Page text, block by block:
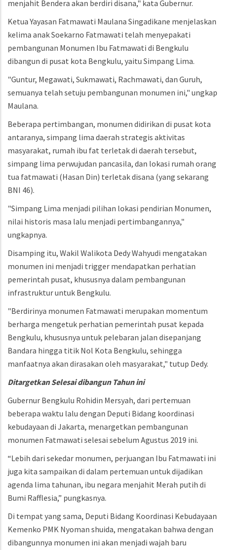
menjahit Bendera akan berdiri disana," kata Gubernur.
Ketua Yayasan Fatmawati Maulana Singadikane menjelaskan
kelima anak Soekarno Fatmawati telah menyepakati
pembangunan Monumen Ibu Fatmawati di Bengkulu
dibangun di pusat kota Bengkulu, yaitu Simpang Lima.
"Guntur, Megawati, Sukmawati, Rachmawati, dan Guruh,
semuanya telah setuju pembangunan monumen ini," ungkap
Maulana.
Beberapa pertimbangan, monumen didirikan di pusat kota
antaranya, simpang lima daerah strategis aktivitas
masyarakat, rumah ibu fat terletak di daerah tersebut,
simpang lima perwujudan pancasila, dan lokasi rumah orang
tua fatmawati (Hasan Din) terletak disana (yang sekarang
BNI 46).
"Simpang Lima menjadi pilihan lokasi pendirian Monumen,
nilai historis masa lalu menjadi pertimbangannya,"
ungkapnya.
Disamping itu, Wakil Walikota Dedy Wahyudi mengatakan
monumen ini menjadi trigger mendapatkan perhatian
pemerintah pusat, khususnya dalam pembangunan
infrastruktur untuk Bengkulu.
"Berdirinya monumen Fatmawati merupakan momentum
berharga mengetuk perhatian pemerintah pusat kepada
Bengkulu, khususnya untuk pelebaran jalan disepanjang
Bandara hingga titik Nol Kota Bengkulu, sehingga
manfaatnya akan dirasakan oleh masyarakat," tutup Dedy.
Ditargetkan Selesai dibangun Tahun ini
Gubernur Bengkulu Rohidin Mersyah, dari pertemuan
beberapa waktu lalu dengan Deputi Bidang koordinasi
kebudayaan di Jakarta, menargetkan pembangunan
monumen Fatmawati selesai sebelum Agustus 2019 ini.
“Lebih dari sekedar monumen, perjuangan Ibu Fatmawati ini
juga kita sampaikan di dalam pertemuan untuk dijadikan
agenda lima tahunan, ibu negara menjahit Merah putih di
Bumi Rafflesia,” pungkasnya.
Di tempat yang sama, Deputi Bidang Koordinasi Kebudayaan
Kemenko PMK Nyoman shuida, mengatakan bahwa dengan
dibangunnya monumen ini akan menjadi wajah baru